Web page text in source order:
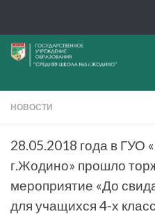
НОВОСТИ
28.05.2018 года в
г.Жодино» прошло
мероприятие «До
для учащихся 4-х